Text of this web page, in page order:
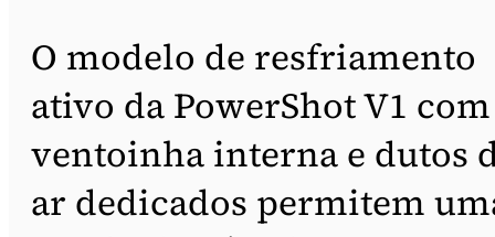
O modelo de resfriamento
ativo da PowerShot V1 com
ventoinha interna e dutos
ar dedicados permitem